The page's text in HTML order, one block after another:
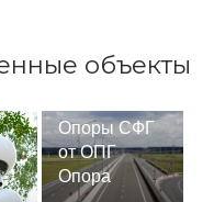
объекты
Опоры СФГ
от ОПГ
Опора